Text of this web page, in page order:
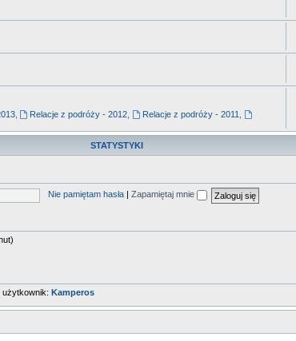
, Relacje z podróży - 2012 Relacje z podróży - 2011
STATYSTYKI
Nie pamiętam hasła Zapamiętaj mnie
użytkownik: Kamperos